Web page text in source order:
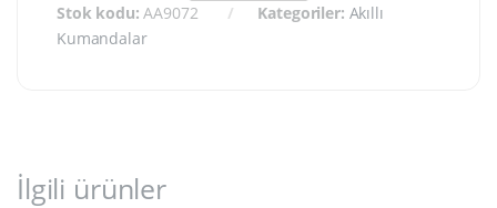
Stok kodu:AA9072 Kategoriler: Akıllı
Kumandalar
İlgili ürünler